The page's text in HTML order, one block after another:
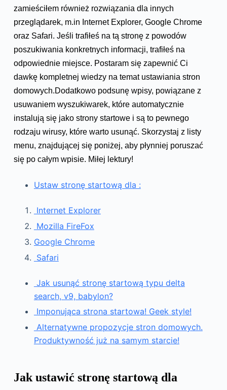
zamieściłem również rozwiązania dla innych
przeglądarek, m.in Internet Explorer, Google Chrome
oraz Safari. Jeśli trafiłeś na tą stronę z powodów
poszukiwania konkretnych informacji, trafiłeś na
odpowiednie miejsce. Postaram się zapewnić Ci
dawkę kompletnej wiedzy na temat ustawiania stron
domowych.Dodatkowo podsunę wpisy, powiązane z
usuwaniem wyszukiwarek, które automatycznie
instalują się jako strony startowe i są to pewnego
rodzaju wirusy, które warto usunąć. Skorzystaj z listy
menu, znajdującej się poniżej, aby płynniej poruszać
się po całym wpisie. Miłej lektury!
Ustaw stronę startową dla :
Internet Explorer
Mozilla FireFox
Google Chrome
Safari
Jak usunąć stronę startową typu delta
search, v9, babylon?
Imponująca strona startowa! Geek style!
Alternatywne propozycje stron domowych.
Produktywność już na samym starcie!
Jak ustawić stronę startową dla